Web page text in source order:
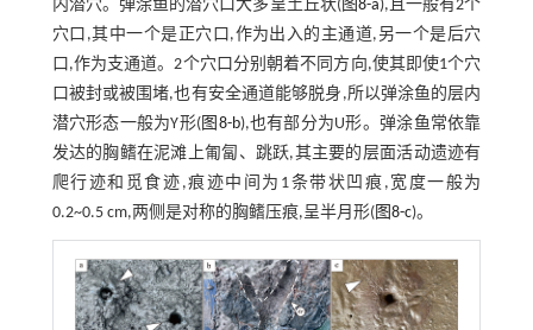
内潜穴。弹涂鱼的潜穴口大多呈土丘状(图8-a),且一般有2个
穴口,其中一个是正穴口,作为出入的主通道,另一个是后穴
口,作为支通道。2个穴口分别朝着不同方向,使其即使1个穴
口被封或被围堵,也有安全通道能够脱身,所以弹涂鱼的层内
潜穴形态一般为Y形(图8-b),也有部分为U形。弹涂鱼常依靠
发达的胸鳍在泥滩上匍匐、跳跃,其主要的层面活动遗迹有
爬行迹和觅食迹,痕迹中间为1条带状凹痕,宽度一般为
0.2~0.5 cm,两侧是对称的胸鳍压痕,呈半月形(图8-c)。